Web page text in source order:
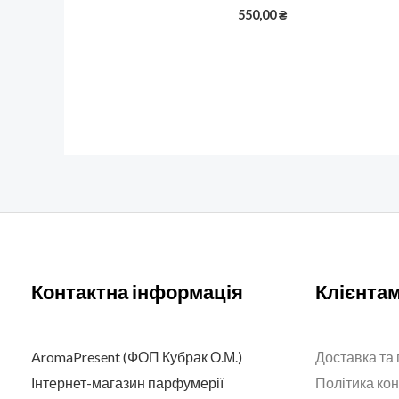
550,00₴
Контактна інформація
AromaPresent (ФОП Кубрак О.М.)
Інтернет-магазин парфумерії
Доставка
Політика